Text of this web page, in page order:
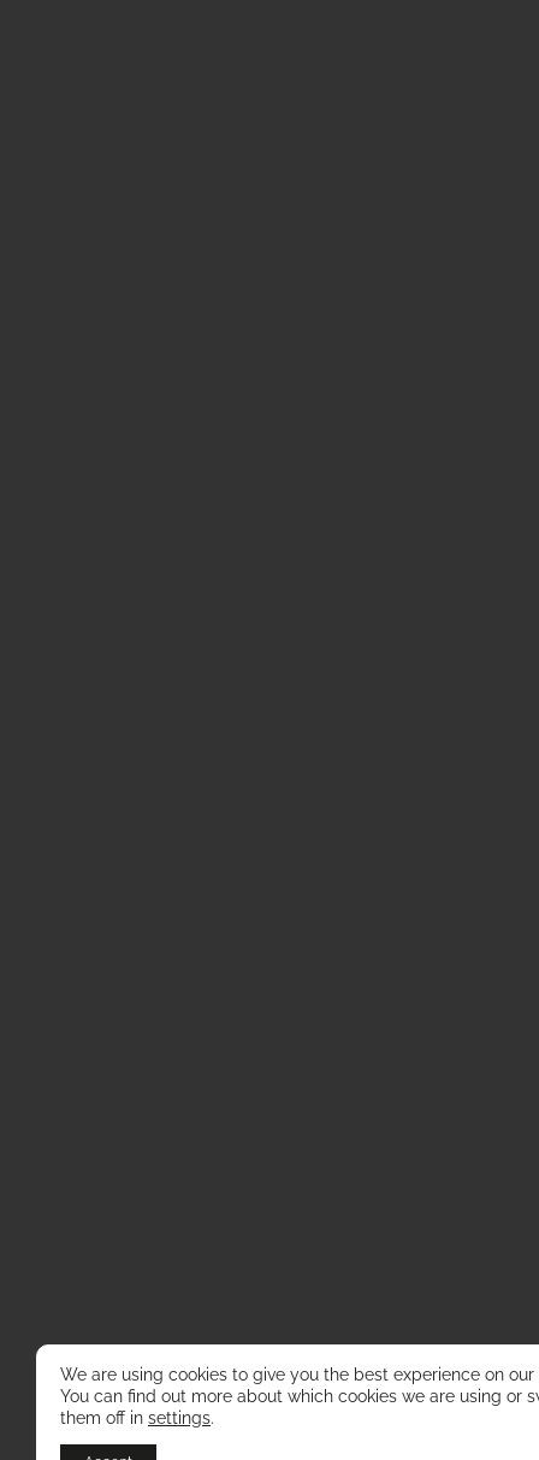
We are using cookies to give you the best experience on our
You can find out more about which cookies we are using or
them off in settings.